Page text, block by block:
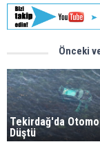
Önceki
Tekirdağ'da
Düştü